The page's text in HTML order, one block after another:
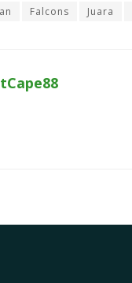
Falcons Juara